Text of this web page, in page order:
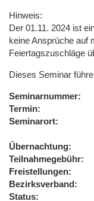
Hinweis:
Der 01.11. 2024 ist
keine Ansprüche auf
Feiertagszuschläge
Dieses Seminar
Seminarnummer
Termin
Seminarort
Übernachtung
Teilnahmegebühr
Freistellungen
Bezirksverband
Status